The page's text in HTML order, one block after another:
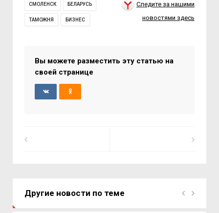
СМОЛЕНСК БЕЛАРУСЬ
ТАМОЖНЯ БИЗНЕС
Следите за нашими
новостями здесь
Вы можете разместить эту статью на
своей странице
Другие новости по теме